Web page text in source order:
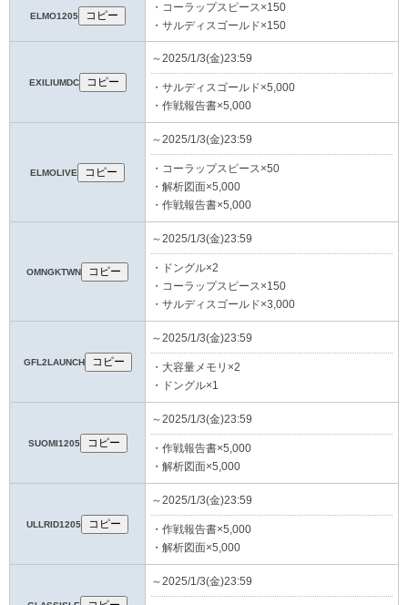
ELMO1205 コピー
・コーラップスピース×150
・サルディスゴールド×150
EXILIUMDC コピー
～2025/1/3(金)23:59
・サルディスゴールド×5,000
・作戦報告書×5,000
ELMOLIVE コピー
～2025/1/3(金)23:59
・コーラップスピース×50
・解析図面×5,000
・作戦報告書×5,000
OMNGKTWN コピー
～2025/1/3(金)23:59
・ドングル×2
・コーラップスピース×150
・サルディスゴールド×3,000
GFL2LAUNCH コピー
～2025/1/3(金)23:59
・大容量メモリ×2
・ドングル×1
SUOMI1205 コピー
～2025/1/3(金)23:59
・作戦報告書×5,000
・解析図面×5,000
ULLRID1205 コピー
～2025/1/3(金)23:59
・作戦報告書×5,000
・解析図面×5,000
～2025/1/3(金)23:59